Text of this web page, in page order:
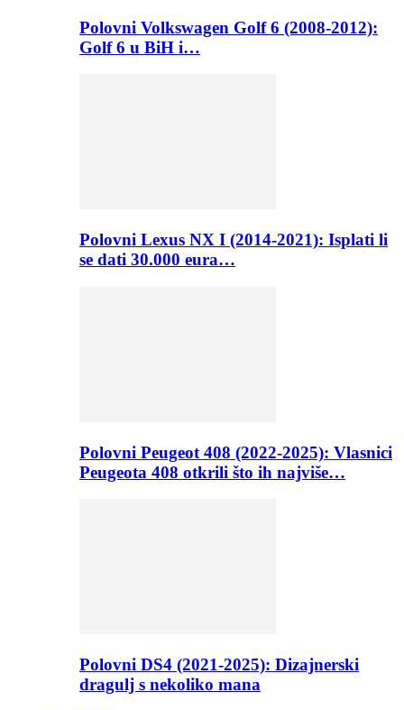
Polovni Volkswagen Golf 6 (2008-2012):
Golf 6 u BiH i…
Polovni Lexus NX I (2014-2021): Isplati li
se dati 30.000 eura…
Polovni Peugeot 408 (2022-2025): Vlasnici
Peugeota 408 otkrili što ih najviše…
Polovni DS4 (2021-2025): Dizajnerski
dragulj s nekoliko mana